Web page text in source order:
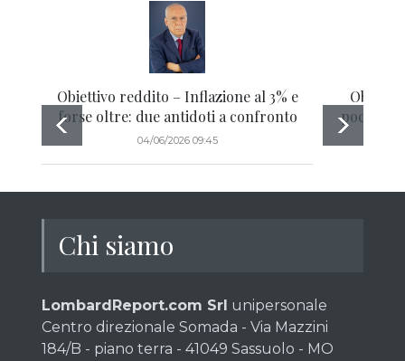
Obiettivo reddito – Inflazione al 3% e
forse oltre: due antidoti a confronto
04/06/2026 09:45
pochi o
Chi siamo
LombardReport.com Srl unipersonale
Centro direzionale Somada - Via Mazzini
184/B - piano terra - 41049 Sassuolo - MO